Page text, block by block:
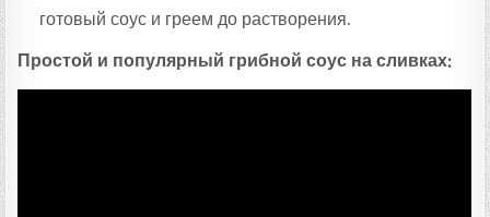
готовый соус и греем до растворения.
Простой и популярный грибной соус на сливках: